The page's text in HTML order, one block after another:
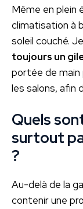
Même en plein
climatisation à
soleil couché.
toujours un
portée de main
les salons, afin
Quels
surtout
?
Au-delà de la
contenir une